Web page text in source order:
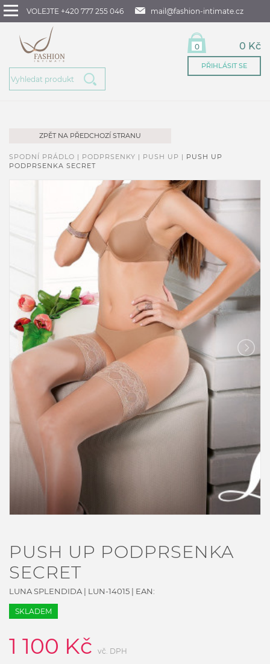
VOLEJTE +420 777 255 046 mail@fashion-intimate.cz
0 0 Kč
PŘIHLÁSIT SE
ZPĚT NA PŘEDCHOZÍ STRANU
SPODNÍ PRÁDLO | PODPRSENKY | PUSH UP | PUSH UP
PODPRSENKA SECRET
PUSH UP PODPRSENKA
SECRET
LUNA SPLENDIDA | LUN-14015 | EAN:
SKLADEM
1 100 Kč vč. DPH